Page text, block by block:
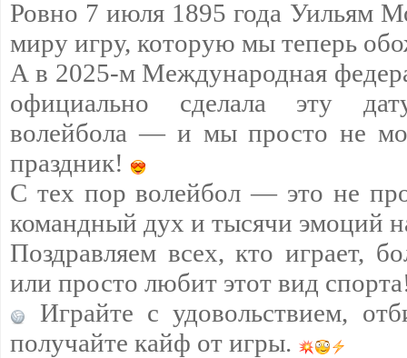
Ровно 7 июля 1895 года Уильям
миру игру, которую мы теперь
А в 2025-м Международная
официально сделала эту
волейбола — и мы просто не
праздник!
С тех пор волейбол — это не
командный дух и тысячи эмоций
Поздравляем всех, кто играет,
или просто любит этот вид
Играйте с удовольствием,
получайте кайф от игры.